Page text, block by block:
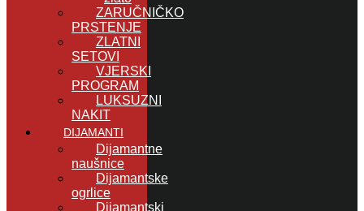
ZARUČNIČKO
PRSTENJE
ZLATNI
SETOVI
VJERSKI
PROGRAM
LUKSUZNI
NAKIT
DIJAMANTI
Dijamantne
naušnice
Dijamantske
ogrlice
Dijamantski